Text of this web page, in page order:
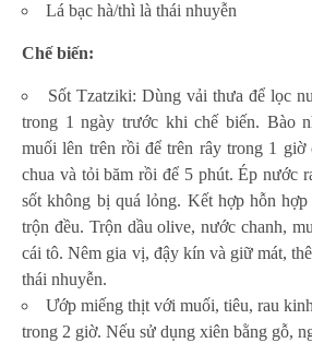
Lá bạc hà/thì là thái nhuyễn
Chế biến:
Sốt Tzatziki: Dùng vải thưa để lọc
trong 1 ngày trước khi chế biến. Bào
muối lên trên rồi để trên rây trong 1 giờ
chua và tỏi băm rồi để 5 phút. Ép nước
sốt không bị quá lỏng. Kết hợp hỗn
trộn đều. Trộn dầu olive, nước chanh,
cái tô. Nêm gia vị, đậy kín và giữ mát,
thái nhuyễn.
Ướp miếng thịt với muối, tiêu, rau
trong 2 giờ. Nếu sử dụng xiên bằng gỗ,